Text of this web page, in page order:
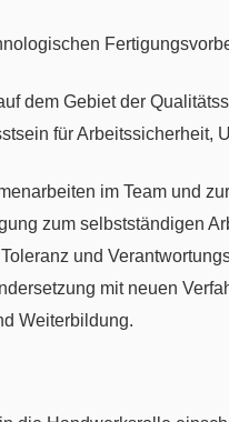
dem Gebiet der
für Arbeitssicherheit,
im Team und
zum selbstständigen
und
mit neuen
Weiterbildung.